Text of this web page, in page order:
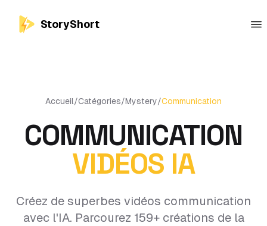
StoryShort
Accueil/Catégories/Mystery/Communication
COMMUNICATION
VIDÉOS IA
Créez de superbes vidéos communication
avec l'IA. Parcourez 159+ créations de la